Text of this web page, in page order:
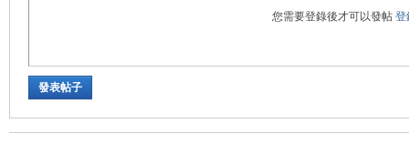
您需要登錄後才可以發帖 登
發表帖子